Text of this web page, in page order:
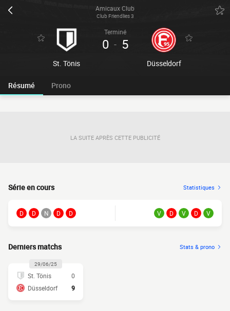
Amicaux Club
Club Friendlies 3
St. Tönis
Terminé
0 - 5
Düsseldorf
Résumé Prono
LA SUITE APRÈS CETTE PUBLICITÉ
Série en cours Statistiques
D D N D D V D V D V
Derniers matchs Stats & prono
29/06/25
St. Tönis
0
Düsseldorf
9